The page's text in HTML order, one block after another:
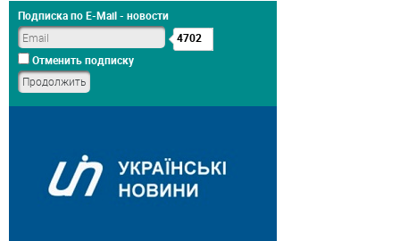
Подписка по E-Mail - новости
4702
Отменить подписку